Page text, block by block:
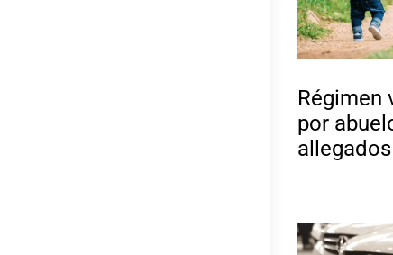
Régimen
por
allegados